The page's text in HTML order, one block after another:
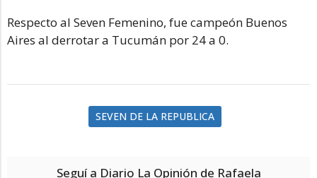
Respecto al Seven Femenino, fue campeón Buenos
Aires al derrotar a Tucumán por 24 a 0.
SEVEN DE LA REPUBLICA
Seguí a Diario La Opinión de Rafaela